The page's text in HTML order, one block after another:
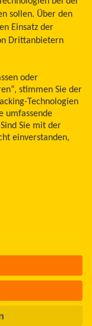
des Sensors,
Marken und/oder
in
sich um Agenturfotos,
FreeStyle Libre 3
die Verwendung mit
den USA und anderen
Google Play und das